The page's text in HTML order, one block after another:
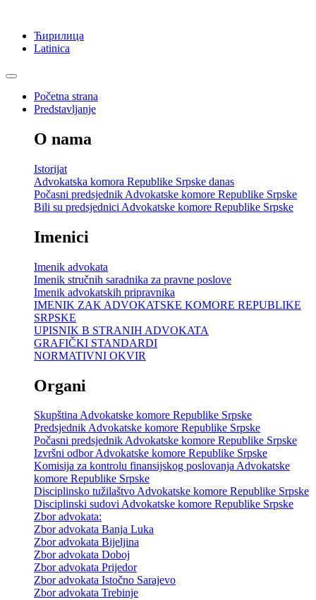
Ћирилица
Latinica
Početna strana
Predstavljanje
O nama
Istorijat
Advokatska komora Republike Srpske danas
Počasni predsjednik Advokatske komore Republike Srpske
Bili su predsjednici Advokatske komore Republike Srpske
Imenici
Imenik advokata
Imenik stručnih saradnika za pravne poslove
Imenik advokatskih pripravnika
IMENIK ZAK ADVOKATSKE KOMORE REPUBLIKE
SRPSKE
UPISNIK B STRANIH ADVOKATA
GRAFIČKI STANDARDI
NORMATIVNI OKVIR
Organi
Skupština Advokatske komore Republike Srpske
Predsjednik Advokatske komore Republike Srpske
Počasni predsjednik Advokatske komore Republike Srpske
Izvršni odbor Advokatske komore Republike Srpske
Komisija za kontrolu finansijskog poslovanja Advokatske
komore Republike Srpske
Disciplinsko tužilaštvo Advokatske komore Republike Srpske
Disciplinski sudovi Advokatske komore Republike Srpske
Zbor advokata:
Zbor advokata Banja Luka
Zbor advokata Bijeljina
Zbor advokata Doboj
Zbor advokata Prijedor
Zbor advokata Istočno Sarajevo
Zbor advokata Trebinje